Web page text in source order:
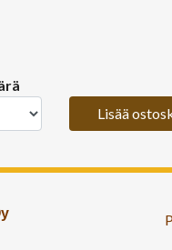
Lisää